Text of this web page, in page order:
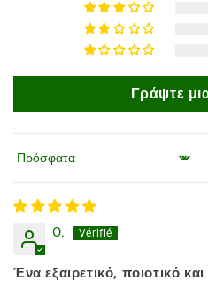
Γράψτε
Ταξινόμηση κατά
O.
Ένα εξαιρετικό, ποιοτικό